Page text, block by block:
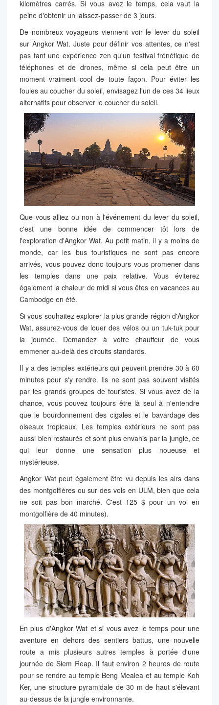
kilomètres carrés. Si vous avez le temps, cela vaut la
peine d'obtenir un laissez-passer de 3 jours.
De nombreux voyageurs viennent voir le lever du soleil
sur Angkor Wat. Juste pour définir vos attentes, ce n'est
pas tant une expérience zen qu'un festival frénétique de
téléphones et de drones, même si cela peut être un
moment vraiment cool de toute façon. Pour éviter les
foules au coucher du soleil, envisagez l'un de ces 34 lieux
alternatifs pour observer le coucher du soleil.
Que vous alliez ou non à l'événement du lever du soleil,
c'est une bonne idée de commencer tôt lors de
l'exploration d'Angkor Wat. Au petit matin, il y a moins de
monde, car les bus touristiques ne sont pas encore
arrivés, vous pouvez donc toujours vous promener dans
les temples dans une paix relative. Vous éviterez
également la chaleur de midi si vous êtes en vacances au
Cambodge en été.
Si vous souhaitez explorer la plus grande région d'Angkor
Wat, assurez-vous de louer des vélos ou un tuk-tuk pour
la journée. Demandez à votre chauffeur de vous
emmener au-delà des circuits standards.
Il y a des temples extérieurs qui peuvent prendre 30 à 60
minutes pour s'y rendre. Ils ne sont pas souvent visités
par les grands groupes de touristes. Si vous avez de la
chance, vous pouvez toujours être là seul à n'entendre
que le bourdonnement des cigales et le bavardage des
oiseaux tropicaux. Les temples extérieurs ne sont pas
aussi bien restaurés et sont plus envahis par la jungle, ce
qui leur donne une sensation plus noueuse et
mystérieuse.
Angkor Wat peut également être vu depuis les airs dans
des montgolfières ou sur des vols en ULM, bien que cela
ne soit pas bon marché. C'est 125 $ pour un vol en
montgolfière de 40 minutes).
En plus d'Angkor Wat et si vous avez le temps pour une
aventure en dehors des sentiers battus, une nouvelle
route a mis plusieurs autres temples à portée d'une
journée de Siem Reap. Il faut environ 2 heures de route
pour se rendre au temple Beng Mealea et au temple Koh
Ker, une structure pyramidale de 30 m de haut s'élevant
au-dessus de la jungle environnante.